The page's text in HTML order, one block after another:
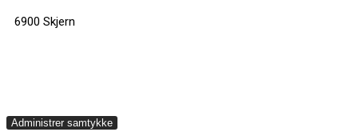
6900 Skjern
Administrer samtykke